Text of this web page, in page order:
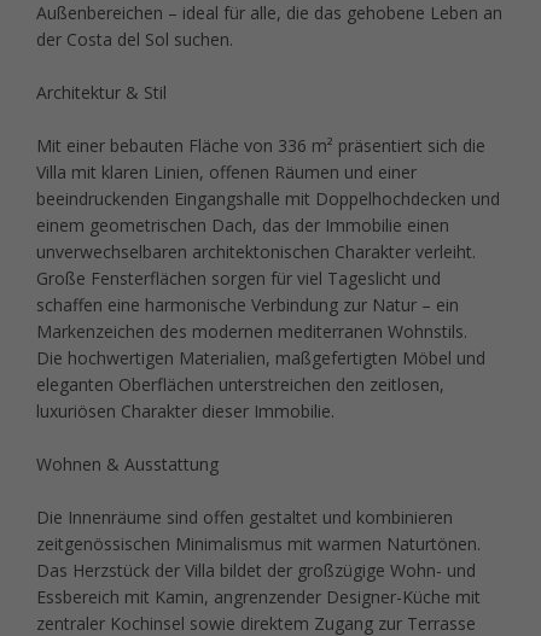
Außenbereichen – ideal für alle, die das gehobene Leben an
der Costa del Sol suchen.
Architektur & Stil
Mit einer bebauten Fläche von 336 m² präsentiert sich die
Villa mit klaren Linien, offenen Räumen und einer
beeindruckenden Eingangshalle mit Doppelhochdecken und
einem geometrischen Dach, das der Immobilie einen
unverwechselbaren architektonischen Charakter verleiht.
Große Fensterflächen sorgen für viel Tageslicht und
schaffen eine harmonische Verbindung zur Natur – ein
Markenzeichen des modernen mediterranen Wohnstils.
Die hochwertigen Materialien, maßgefertigten Möbel und
eleganten Oberflächen unterstreichen den zeitlosen,
luxuriösen Charakter dieser Immobilie.
Wohnen & Ausstattung
Die Innenräume sind offen gestaltet und kombinieren
zeitgenössischen Minimalismus mit warmen Naturtönen.
Das Herzstück der Villa bildet der großzügige Wohn- und
Essbereich mit Kamin, angrenzender Designer-Küche mit
zentraler Kochinsel sowie direktem Zugang zur Terrasse